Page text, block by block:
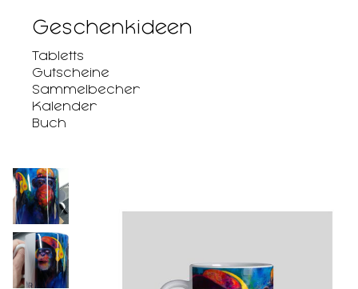
Geschenkideen
Tabletts
Gutscheine
Sammelbecher
Kalender
Buch